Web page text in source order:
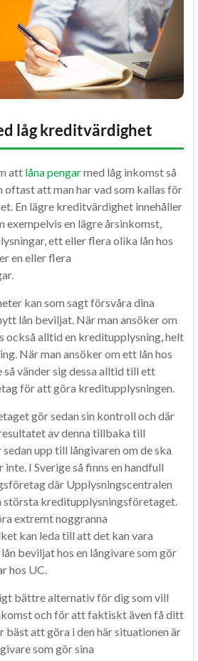
låg kreditvärdighet
att låna pengarmed låg inkomst så
oftast att man har vad som kallas för
En lägre kreditvärdighet innehåller
exempelvis en lägre årsinkomst,
ett eller flera olika lån hos
en eller flera
kan som sagt försvåra dina
lån beviljat. När man ansöker om
också alltid en kreditupplysning, helt
När man ansöker om ett lån hos
så vänder sig dessa alltid till ett
för att göra kreditupplysningen.
gör sedan sin kontroll och där
av denna tillbaka till
upp till långivaren om de ska
I Sverige så finns en handfull
där Upplysningscentralen
största kreditupplysningsföretaget.
extremt noggranna
kan leda till att det kan vara
beviljat hos en långivare som gör
hos UC.
bättre alternativ för dig som vill
och för att faktiskt även få ditt
bäst att göra i den här situationen är
som gör sina